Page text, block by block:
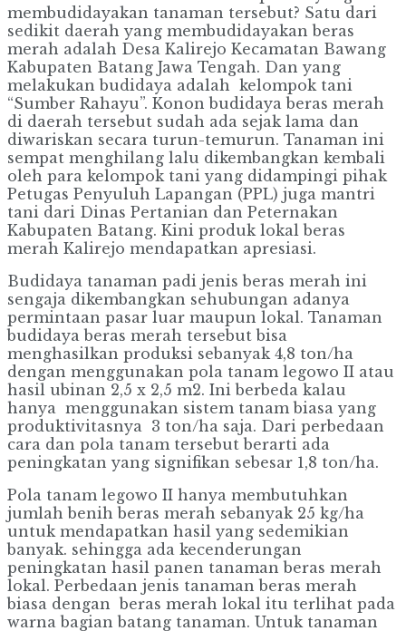
membudidayakan tanaman tersebut? Satu dari
sedikit daerah yang membudidayakan beras
merah adalah Desa Kalirejo Kecamatan Bawang
Kabupaten Batang Jawa Tengah. Dan yang
melakukan budidaya adalah kelompok tani
“Sumber Rahayu”. Konon budidaya beras merah
di daerah tersebut sudah ada sejak lama dan
diwariskan secara turun-temurun. Tanaman ini
sempat menghilang lalu dikembangkan kembali
oleh para kelompok tani yang didampingi pihak
Petugas Penyuluh Lapangan (PPL) juga mantri
tani dari Dinas Pertanian dan Peternakan
Kabupaten Batang. Kini produk lokal beras
merah Kalirejo mendapatkan apresiasi.
Budidaya tanaman padi jenis beras merah ini
sengaja dikembangkan sehubungan adanya
permintaan pasar luar maupun lokal. Tanaman
budidaya beras merah tersebut bisa
menghasilkan produksi sebanyak 4,8 ton/ha
dengan menggunakan pola tanam legowo II atau
hasil ubinan 2,5 x 2,5 m2. Ini berbeda kalau
hanya menggunakan sistem tanam biasa yang
produktivitasnya 3 ton/ha saja. Dari perbedaan
cara dan pola tanam tersebut berarti ada
peningkatan yang signifikan sebesar 1,8 ton/ha.
Pola tanam legowo II hanya membutuhkan
jumlah benih beras merah sebanyak 25 kg/ha
untuk mendapatkan hasil yang sedemikian
banyak. sehingga ada kecenderungan
peningkatan hasil panen tanaman beras merah
lokal. Perbedaan jenis tanaman beras merah
biasa dengan beras merah lokal itu terlihat pada
warna bagian batang tanaman. Untuk tanaman